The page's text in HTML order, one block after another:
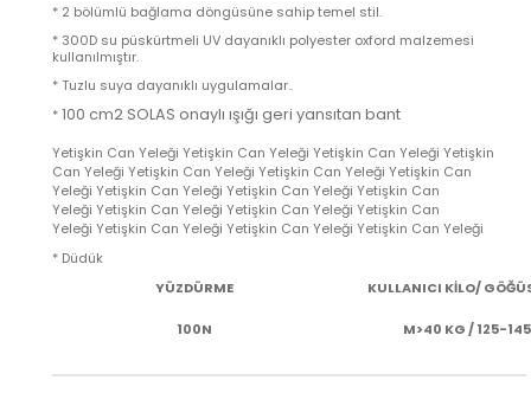
* 2 bölümlü bağlama döngüsüne sahip temel stil.
* 300D su püskürtmeli UV dayanıklı polyester oxford malzemesi
kullanılmıştır.
* Tuzlu suya dayanıklı uygulamalar..
*100 cm2 SOLAS onaylı ışığı geri yansıtan bant
Yetişkin Can YeleğiYetişkin Can Yeleği Yetişkin Can Yeleği Yetişkin
Can Yeleği Yetişkin Can Yeleği Yetişkin Can Yeleği Yetişkin Can
Yeleği Yetişkin Can Yeleği Yetişkin Can Yeleği Yetişkin Can
Yeleği Yetişkin Can Yeleği Yetişkin Can Yeleği Yetişkin Can
Yeleği Yetişkin Can Yeleği Yetişkin Can Yeleği Yetişkin Can Yeleği
* Düdük
YÜZDÜRME
KULLANICI KİLO/
100N M>40 KG / 125-